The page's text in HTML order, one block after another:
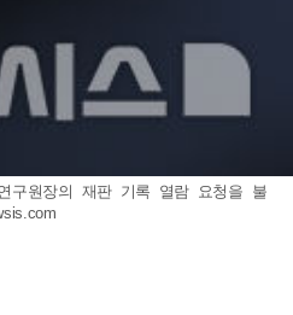
구원장의 재판 기록 열람 요청을 불